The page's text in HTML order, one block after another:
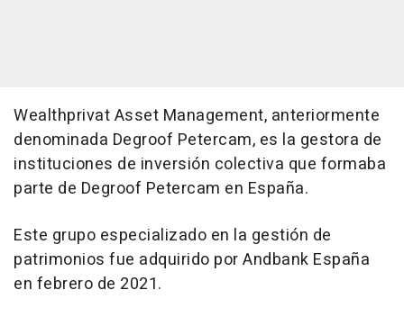
Wealthprivat Asset Management, anteriormente
denominada Degroof Petercam, es la gestora de
instituciones de inversión colectiva que formaba
parte de Degroof Petercam en España.
Este grupo especializado en la gestión de
patrimonios fue adquirido por Andbank España
en febrero de 2021.